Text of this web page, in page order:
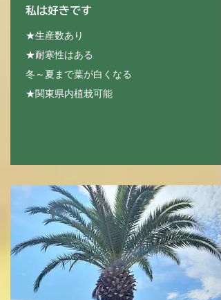
​私は好きです
★生産数あり
★耐寒性はある
冬～夏まで葉が白くなる
★関東県内植栽可能